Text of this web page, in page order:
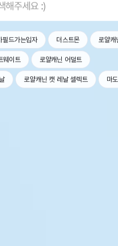
필드가는입자 더스트몬 로얄캐
웨이트 로얄캐닌 어덜트
로얄캐닌 캣 레날 셀렉트 마